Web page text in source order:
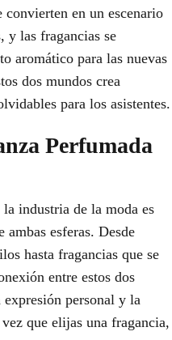
convierten en un escenario
y las fragancias se
aromático para las nuevas
dos mundos crea
para los asistentes.
Perfumada
industria de la moda es
ambas esferas. Desde
hasta fragancias que se
entre estos dos
expresión personal y la
que elijas una fragancia,